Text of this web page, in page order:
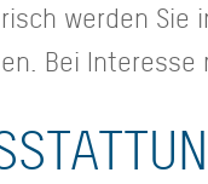
werden Sie
Bei Interesse